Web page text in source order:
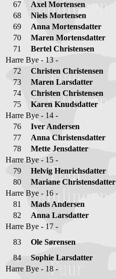
67
Axel Mortensen
68
Niels Mortensen
69
Anna Mortensdatter
70
Maren Mortensdatter
71
Bertel Christensen
Harre Bye - 13 -
72
Christen Christensen
73
Maren Larsdatter
74
Christen Christensen
75
Karen Knudsdatter
Harre Bye - 14 -
76
Iver Andersen
77
Anna Christensdatter
78
Mette Jensdatter
Harre Bye - 15 -
79
Helvig Henrichsdatter
80
Mariane Christensdatter
Harre Bye - 16 -
81
Mads Andersen
82
Anna Larsdatter
Harre Bye - 17 -
83
Ole Sørensen
84
Sophie Larsdatter
Harre Bye - 18 -